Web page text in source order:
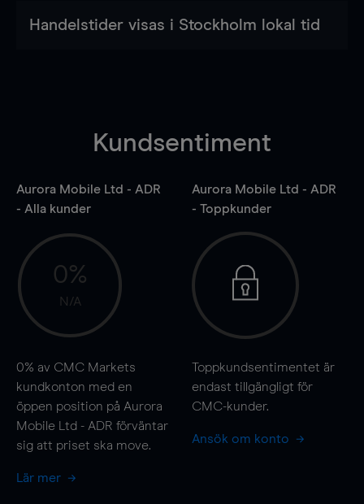
Handelstider visas i Stockholm lokal tid
Kundsentiment
Aurora Mobile Ltd - ADR
- Alla kunder
0%
N/A
0% av CMC Markets
kundkonton med en
öppen position på Aurora
Mobile Ltd - ADR förväntar
sig att priset ska move.
Lär mer
Aurora Mobile Ltd - ADR
- Toppkunder
Toppkundsentimentet är
endast tillgängligt för
CMC-kunder.
Ansök om konto